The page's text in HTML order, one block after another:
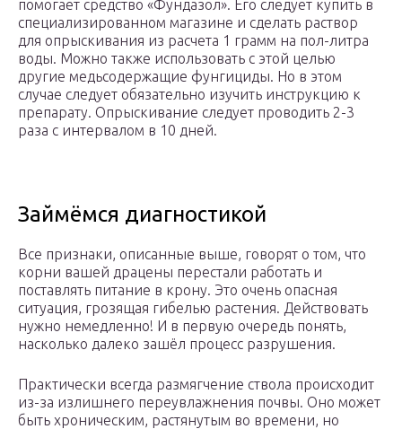
помогает средство «Фундазол». Его следует купить в
специализированном магазине и сделать раствор
для опрыскивания из расчета 1 грамм на пол-литра
воды. Можно также использовать с этой целью
другие медьсодержащие фунгициды. Но в этом
случае следует обязательно изучить инструкцию к
препарату. Опрыскивание следует проводить 2-3
раза с интервалом в 10 дней.
Займёмся диагностикой
Все признаки, описанные выше, говорят о том, что
корни вашей драцены перестали работать и
поставлять питание в крону. Это очень опасная
ситуация, грозящая гибелью растения. Действовать
нужно немедленно! И в первую очередь понять,
насколько далеко зашёл процесс разрушения.
Практически всегда размягчение ствола происходит
из-за излишнего переувлажнения почвы. Оно может
быть хроническим, растянутым во времени, но